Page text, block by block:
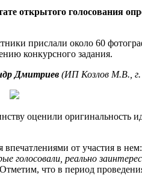
открытого голосования
прислали около 60
конкурсного задания.
Дмитриев (ИП Козлов М.В., г.
оценили
от участия в
голосовали, реально
что в период